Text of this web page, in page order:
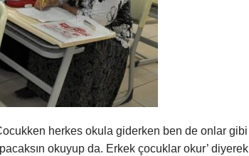
herkes okula giderken ben de onlar gibi
okuyup da. Erkek çocuklar okur’ diyerek